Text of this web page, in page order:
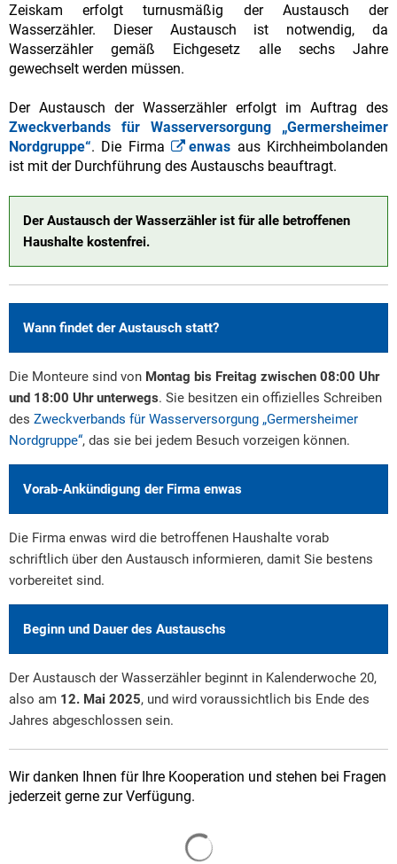
Zeiskam erfolgt turnusmäßig der Austausch der
Wasserzähler. Dieser Austausch ist notwendig, da
Wasserzähler gemäß Eichgesetz alle sechs Jahre
gewechselt werden müssen.
Der Austausch der Wasserzähler erfolgt im Auftrag des
Zweckverbands für Wasserversorgung „Germersheimer
Nordgruppe“. Die Firma enwas aus Kirchheimbolanden
ist mit der Durchführung des Austauschs beauftragt.
Der Austausch der Wasserzähler ist für alle betroffenen
Haushalte kostenfrei.
Wann findet der Austausch statt?
Die Monteure sind von Montag bis Freitag zwischen 08:00 Uhr
und 18:00 Uhr unterwegs. Sie besitzen ein offizielles Schreiben
des Zweckverbands für Wasserversorgung „Germersheimer
Nordgruppe“, das sie bei jedem Besuch vorzeigen können.
Vorab-Ankündigung der Firma enwas
Die Firma enwas wird die betroffenen Haushalte vorab
schriftlich über den Austausch informieren, damit Sie bestens
vorbereitet sind.
Beginn und Dauer des Austauschs
Der Austausch der Wasserzähler beginnt in Kalenderwoche 20,
also am 12. Mai 2025, und wird voraussichtlich bis Ende des
Jahres abgeschlossen sein.
Wir danken Ihnen für Ihre Kooperation und stehen bei Fragen
jederzeit gerne zur Verfügung.